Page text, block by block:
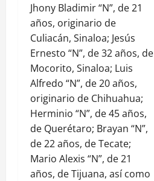
Jhony Bladimir “N”, de 21
años, originario de
Culiacán, Sinaloa; Jesús
Ernesto “N”, de 32 años, de
Mocorito, Sinaloa; Luis
Alfredo “N”, de 20 años,
originario de Chihuahua;
Herminio “N”, de 45 años,
de Querétaro; Brayan “N”,
de 22 años, de Tecate;
Mario Alexis “N”, de 21
años, de Tijuana, así como